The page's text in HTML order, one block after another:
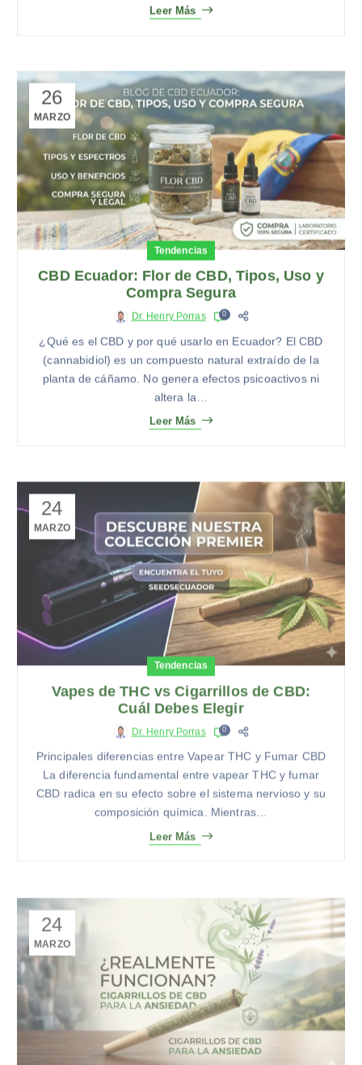
Leer Más
26
MARZO
Tendencias
CBD Ecuador: Flor de CBD, Tipos, Uso y
Compra Segura
Dr. Henry Porras 0
¿Qué es el CBD y por qué usarlo en Ecuador? El CBD
(cannabidiol) es un compuesto natural extraído de la
planta de cáñamo. No genera efectos psicoactivos ni
altera la…
Leer Más
24
Tendencias
Vapes de THC vs Cigarrillos de CBD:
Cuál Debes Elegir
Principales diferencias entre Vapear THC y Fumar CBD
La diferencia fundamental entre vapear THC y fumar
CBD radica en su efecto sobre el sistema nervioso y su
composición química. Mientras…
Leer Más
24
MARZO